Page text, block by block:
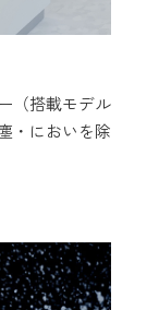
（搭載モデル
・においを除